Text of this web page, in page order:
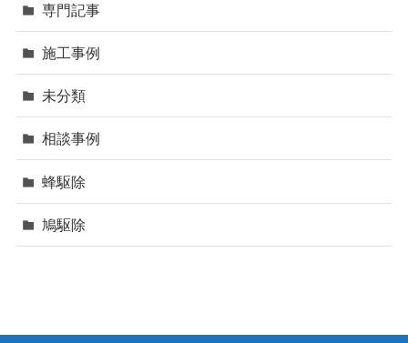
専門記事
施工事例
未分類
相談事例
蜂駆除
鳩駆除